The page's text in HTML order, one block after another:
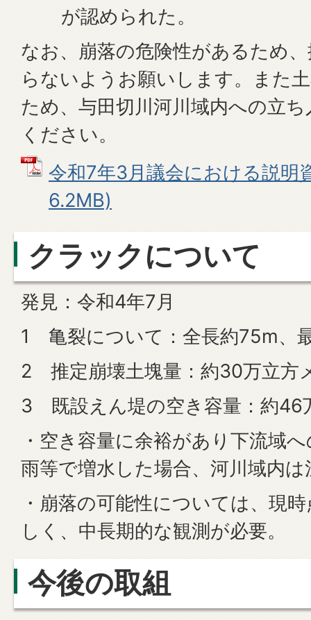
が認められた。
なお、崩落の危険性があるため
らないようお願いします。また
ため、与田切川河川域内への立
ください。
令和7年3月議会における説明
6.2MB)
クラックについて
発見：令和4年7月
1 亀裂について：全長約75m、
2 推定崩壊土塊量：約30万立方
3 既設えん堤の空き容量：約46
・空き容量に余裕があり下流域
雨等で増水した場合、河川域内
・崩落の可能性については、現
しく、中長期的な観測が必要。
今後の取組